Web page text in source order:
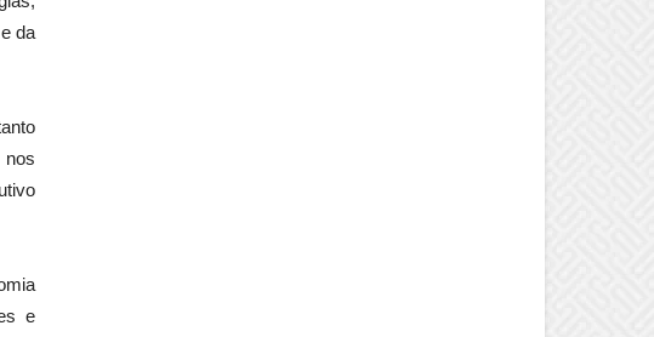
da
nos
e